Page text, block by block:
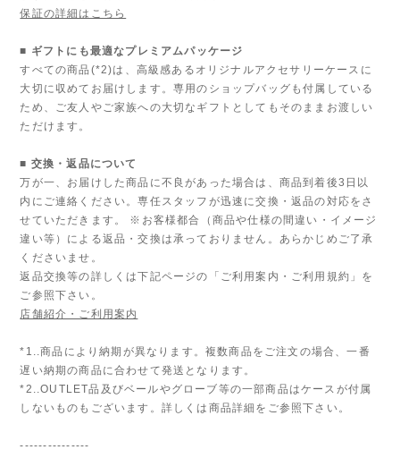
保証の詳細はこちら
■ ギフトにも最適なプレミアムパッケージ
すべての商品(*2)は、高級感あるオリジナルアクセサリーケースに
大切に収めてお届けします。専用のショップバッグも付属している
ため、ご友人やご家族への大切なギフトとしてもそのままお渡しい
ただけます。
■ 交換・返品について
万が一、お届けした商品に不良があった場合は、商品到着後3日以
内にご連絡ください。専任スタッフが迅速に交換・返品の対応をさ
せていただきます。 ※お客様都合（商品や仕様の間違い・イメージ
違い等）による返品・交換は承っておりません。あらかじめご了承
くださいませ。
返品交換等の詳しくは下記ページの「ご利用案内・ご利用規約」を
ご参照下さい。
店舗紹介・ご利用案内
*1..商品により納期が異なります。複数商品をご注文の場合、一番
遅い納期の商品に合わせて発送となります。
*2..OUTLET品及びベールやグローブ等の一部商品はケースが付属
しないものもございます。詳しくは商品詳細をご参照下さい。
---------------